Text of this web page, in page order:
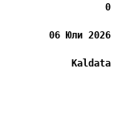
0
06 Юли 2026
Kaldata